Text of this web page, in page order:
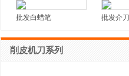
批发白蜡笔 批发介
削皮机刀系列